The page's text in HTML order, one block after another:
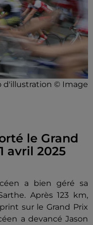
d'illustration © Image
le Grand
avril 2025
a bien géré sa
Après 123 km,
sur le Grand Prix
a devancé Jason